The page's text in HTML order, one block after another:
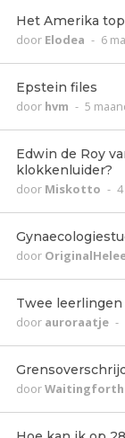
Het Amerika
door Elodea - 6
Epstein files
door hvm - 5
Edwin de Roy
klokkenluider?
door Miskotto -
door
Twee
door auroraatje -
door